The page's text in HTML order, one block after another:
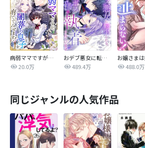
病弱ママですが、闇落ち息子を育ててみせます！【タテヨミ】
20.0万
おデブ悪女に転生したら、なぜかラスボス王子様に執着されています
489.4万
488.0万
同じジャンルの人気作品